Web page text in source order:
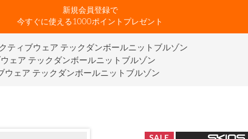
新規会員登録で
今すぐに使える1000ポイントプレゼント
ティブウェア テックダンボールニットブルゾン
ェア テックダンボールニットブルゾン
ウェア テックダンボールニットブルゾン